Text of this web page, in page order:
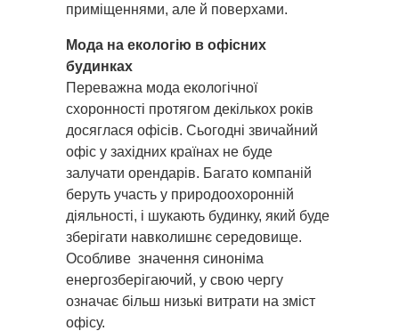
приміщеннями, але й поверхами.
Мода на екологію в офісних
будинках
Переважна мода екологічної
схоронності протягом декількох років
досяглася офісів. Сьогодні звичайний
офіс у західних країнах не буде
залучати орендарів. Багато компаній
беруть участь у природоохоронній
діяльності, і шукають будинку, який буде
зберігати навколишнє середовище.
Особливе значення синоніма
енергозберігаючий, у свою чергу
означає більш низькі витрати на зміст
офісу.